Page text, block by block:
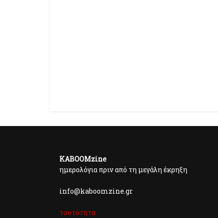
KABOOMzine
ημερολόγια πριν από τη μεγάλη έκρηξη
info@kaboomzine.gr
ταυτότητα